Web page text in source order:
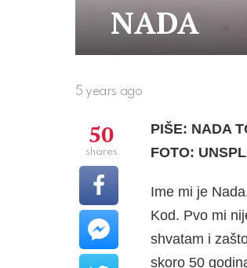
NADA
5 years ago
PIŠE: NADA
FOTO:
Ime mi je
Kod. Pvo mi
shvatam i
skoro 50
50
shares